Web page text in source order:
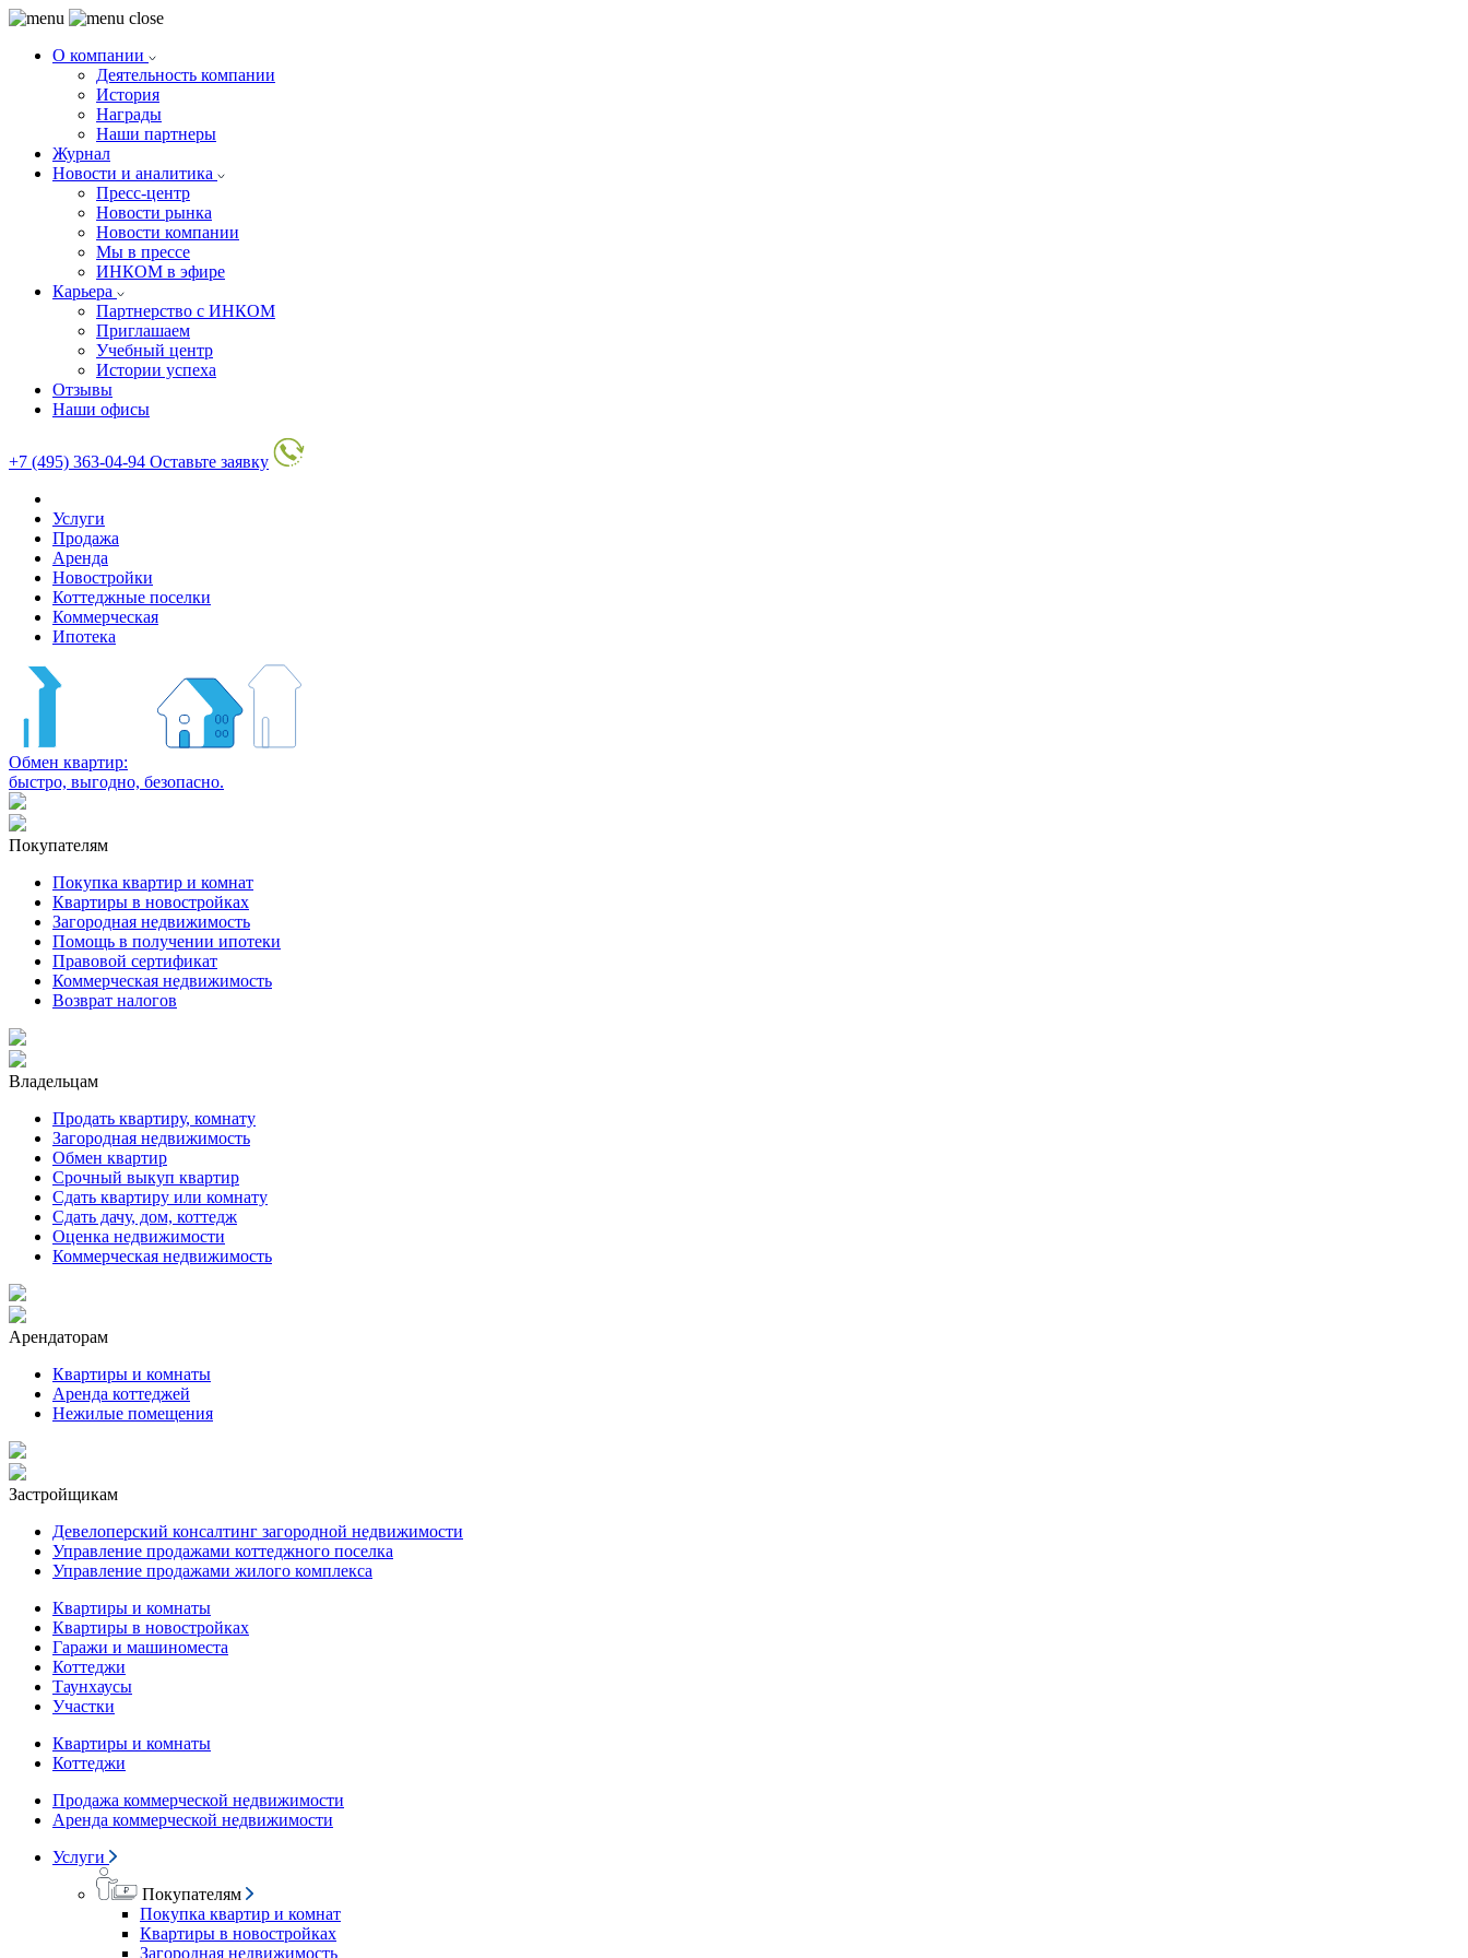
О компании
Деятельность компании
История
Награды
Наши партнеры
Журнал
Новости и аналитика
Пресс-центр
Новости рынка
Новости компании
Мы в прессе
ИНКОМ в эфире
Карьера
Партнерство с ИНКОМ
Приглашаем
Учебный центр
Истории успеха
Отзывы
Наши офисы
+7 (495) 363-04-94 Оставьте заявку
Услуги
Продажа
Аренда
Новостройки
Коттеджные поселки
Коммерческая
Ипотека
Обмен квартир:
быстро, выгодно, безопасно.
Покупателям
Покупка квартир и комнат
Квартиры в новостройках
Загородная недвижимость
Помощь в получении ипотеки
Правовой сертификат
Коммерческая недвижимость
Возврат налогов
Владельцам
Продать квартиру, комнату
Загородная недвижимость
Обмен квартир
Срочный выкуп квартир
Сдать квартиру или комнату
Сдать дачу, дом, коттедж
Оценка недвижимости
Коммерческая недвижимость
Арендаторам
Квартиры и комнаты
Аренда коттеджей
Нежилые помещения
Застройщикам
Девелоперский консалтинг загородной недвижимости
Управление продажами коттеджного поселка
Управление продажами жилого комплекса
Квартиры и комнаты
Квартиры в новостройках
Гаражи и машиноместа
Коттеджи
Таунхаусы
Участки
Квартиры и комнаты
Коттеджи
Продажа коммерческой недвижимости
Аренда коммерческой недвижимости
Услуги
Покупателям
Покупка квартир и комнат
Квартиры в новостройках
Загородная недвижимость